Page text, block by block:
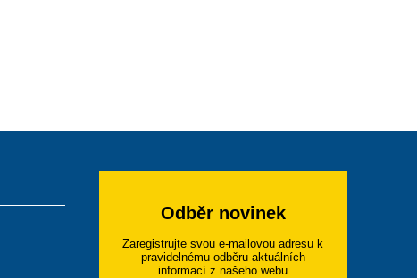
Odběr novinek
Zaregistrujte svou e-mailovou adresu k
pravidelnému odběru aktuálních
informací z našeho webu